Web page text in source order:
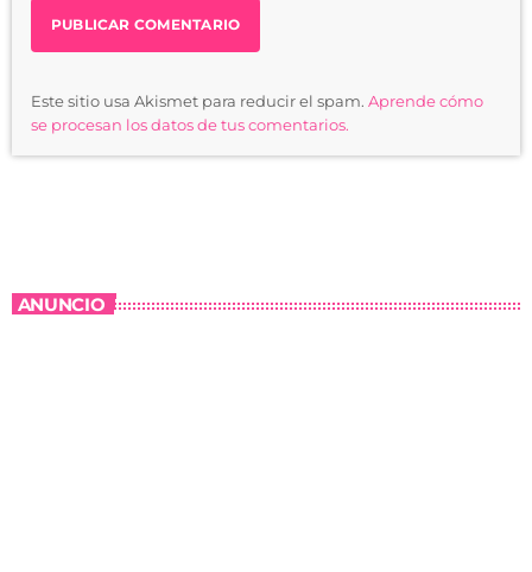
Este sitio usa Akismet para reducir el spam. Aprende cómo
se procesan los datos de tus comentarios.
ANUNCIO